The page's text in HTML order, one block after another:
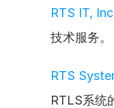
RTS IT,
技术服务。
RTS
RTLS系统